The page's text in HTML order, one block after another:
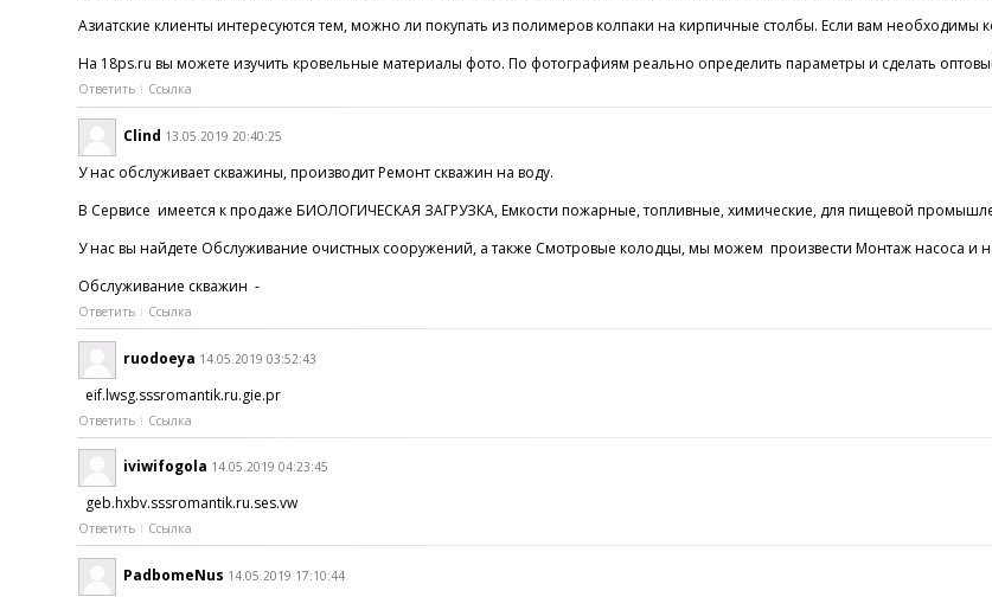
Азиатские клиенты интересуются тем, можно ли покупать из полимеров колпаки на кирпичные столбы. Если вам необходимы
На 18ps.ru вы можете изучить кровельные материалы фото. По фотографиям реально определить параметры и сделать
Ответить Ссылка
Clind 13.05.2019 20:40:25
У нас обслуживает скважины, производит Ремонт скважин на воду.
В Сервисе имеется к продаже БИОЛОГИЧЕСКАЯ ЗАГРУЗКА, Емкости пожарные, топливные, химические, для пищевой
У нас вы найдете Обслуживание очистных сооружений, а также Смотровые колодцы, мы можем произвести Монтаж насоса и
Обслуживание скважин -
Ответить Ссылка
ruodoeya 14.05.2019 03:52:43
eif.lwsg.sssromantik.ru.gie.pr
Ответить Ссылка
iviwifogola 14.05.2019 04:23:45
geb.hxbv.sssromantik.ru.ses.vw
Ответить Ссылка
PadbomeNus 14.05.2019 17:10:44